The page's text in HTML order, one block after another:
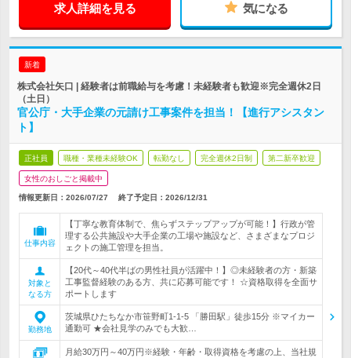
求人詳細を見る 気になる
新着
株式会社矢口 | 経験者は前職給与を考慮！未経験者も歓迎※完全週休2日
（土日）
官公庁・大手企業の元請け工事案件を担当！【進行アシスタン
ト】
正社員 職種・業種未経験OK 転勤なし 完全週休2日制 第二新卒歓迎
女性のおしごと掲載中
情報更新日：2026/07/27 終了予定日： 2026/12/31
仕事内容
【丁寧な教育体制で、焦らずステップアップが可能！】行政が管
理する公共施設や大手企業の工場や施設など、さまざまなプロジ
ェクトの施工管理を担当。
対象と
なる方
【20代～40代半ばの男性社員が活躍中！】◎未経験者の方・新築
工事監督経験のある方、共に応募可能です！ ☆資格取得を全面サ
ポートします
勤務地
茨城県ひたちなか市笹野町1-1-5 「勝田駅」徒歩15分 ※マイカー
通勤可 ★会社見学のみでも大歓…
月給30万円～40万円※経験・年齢・取得資格を考慮の上、当社規